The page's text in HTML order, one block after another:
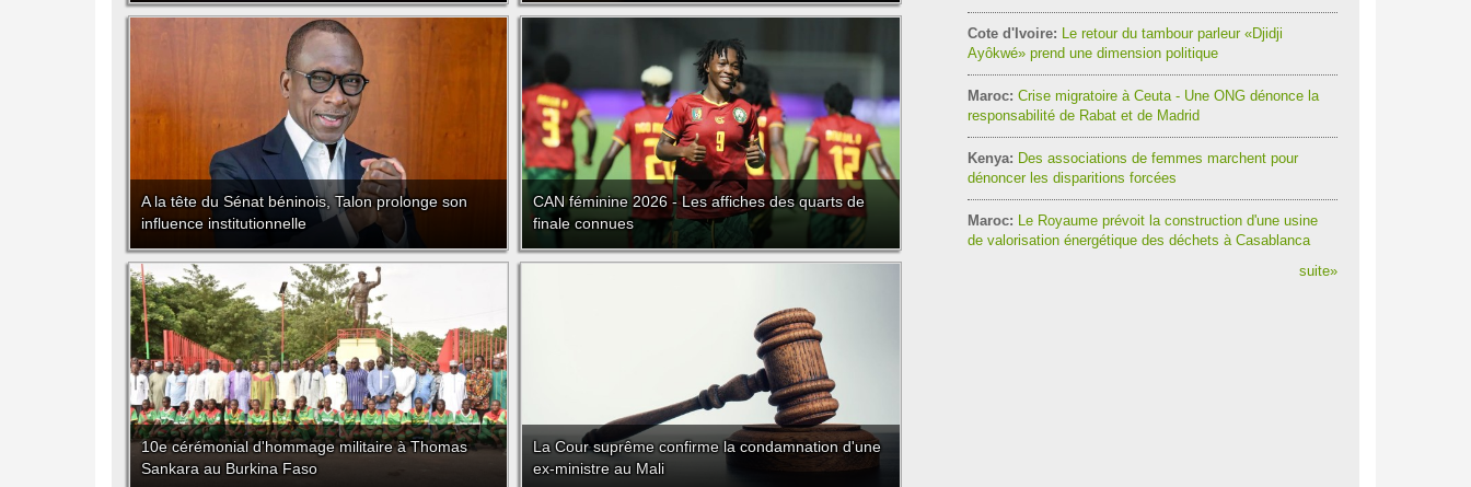
A la tête du Sénat béninois, Talon prolonge son
influence institutionnelle
CAN féminine 2026 - Les affiches des quarts de
finale connues
10e cérémonial d'hommage militaire à Thomas
Sankara au Burkina Faso
La Cour suprême confirme la condamnation d'une
ex-ministre au Mali
Cote d'Ivoire: Le retour du tambour parleur «Djidji
Ayôkwé» prend une dimension politique
Maroc: Crise migratoire à Ceuta - Une ONG dénonce la
responsabilité de Rabat et de Madrid
Kenya: Des associations de femmes marchent pour
dénoncer les disparitions forcées
Maroc: Le Royaume prévoit la construction d'une usine
de valorisation énergétique des déchets à Casablanca
suite»